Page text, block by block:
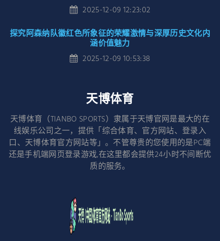
2025-12-09 12:23:02
探究阿森纳队徽红色所象征的荣耀激情与深厚历史文化内
涵价值魅力
2025-12-09 10:53:38
天博体育
天博体育（TIANBO SPORTS）隶属于天博官网是最大的在
线娱乐公司之一，提供「综合体育、官方网站、登录入
口、天博体育官方网站等」。不管尊贵的您使用的是PC端
还是手机端网页登录游戏,在这里都会提供24小时不间断优
质的服务。